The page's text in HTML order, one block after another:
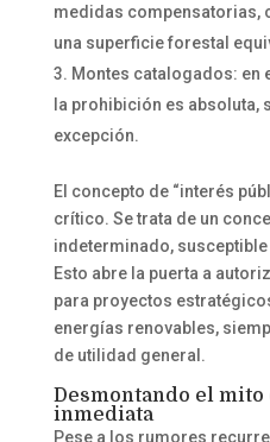
medidas compensatorias,
una superficie forestal
Montes catalogados:
la prohibición es absoluta,
excepción.
El concepto de “interés
crítico. Se trata de un
indeterminado,
Esto abre la puerta a
para proyectos
energías renovables,
de utilidad general.
Desmontando el
inmediata
Pese a los rumores